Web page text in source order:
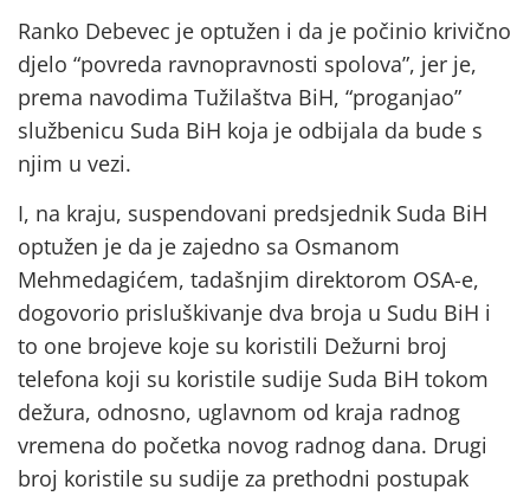
Ranko Debevec je optužen i da je počinio krivično
djelo “povreda ravnopravnosti spolova”, jer je,
prema navodima Tužilaštva BiH, “proganjao”
službenicu Suda BiH koja je odbijala da bude s
njim u vezi.
I, na kraju, suspendovani predsjednik Suda BiH
optužen je da je zajedno sa Osmanom
Mehmedagićem, tadašnjim direktorom OSA-e,
dogovorio prisluškivanje dva broja u Sudu BiH i
to one brojeve koje su koristili Dežurni broj
telefona koji su koristile sudije Suda BiH tokom
dežura, odnosno, uglavnom od kraja radnog
vremena do početka novog radnog dana. Drugi
broj koristile su sudije za prethodni postupak